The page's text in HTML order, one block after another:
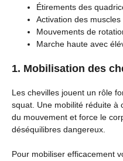
Étirements des
Activation des
Mouvements de
Marche haute avec
1. Mobilisation des
Les chevilles jouent un rôle
squat. Une mobilité réduite à
du mouvement et force le
déséquilibres dangereux.
Pour mobiliser efficacement